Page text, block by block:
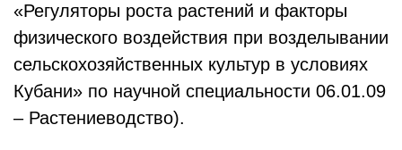
«Регуляторы роста растений и факторы
физического воздействия при возделывании
сельскохозяйственных культур в условиях
Кубани» по научной специальности 06.01.09
– Растениеводство).